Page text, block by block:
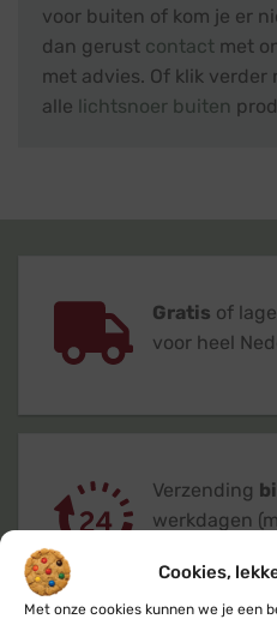
Cookies,
Met onze cookies kunnen we je een
voor buiten of kom je er
dan gerust contact met
met advies. Of klik
alle lichtsnoer buiten
Gratis of
voor heel
Verzending
werkdagen